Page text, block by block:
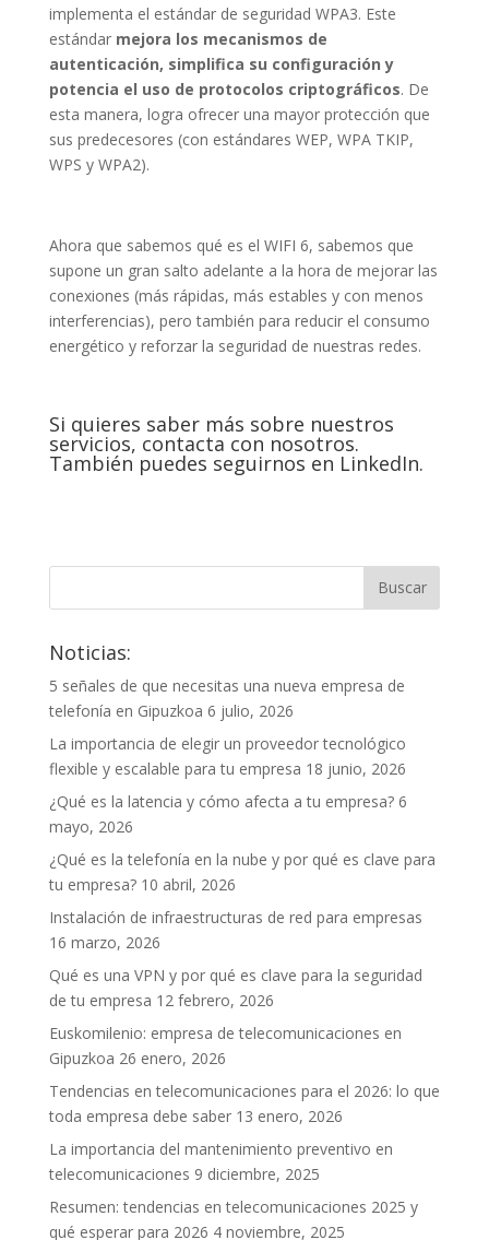
implementa el estándar de seguridad WPA3. Este
estándar mejora los mecanismos de
autenticación, simplifica su configuración y
potencia el uso de protocolos criptográficos. De
esta manera, logra ofrecer una mayor protección que
sus predecesores (con estándares WEP, WPA TKIP,
WPS y WPA2).
Ahora que sabemos qué es el WIFI 6, sabemos que
supone un gran salto adelante a la hora de mejorar las
conexiones (más rápidas, más estables y con menos
interferencias), pero también para reducir el consumo
energético y reforzar la seguridad de nuestras redes.
Si quieres saber más sobre nuestros
servicios, contacta con nosotros.
También puedes seguirnos en LinkedIn.
Noticias:
5 señales de que necesitas una nueva empresa de
telefonía en Gipuzkoa 6 julio, 2026
La importancia de elegir un proveedor tecnológico
flexible y escalable para tu empresa 18 junio, 2026
¿Qué es la latencia y cómo afecta a tu empresa? 6
mayo, 2026
¿Qué es la telefonía en la nube y por qué es clave para
tu empresa? 10 abril, 2026
Instalación de infraestructuras de red para empresas
16 marzo, 2026
Qué es una VPN y por qué es clave para la seguridad
de tu empresa 12 febrero, 2026
Euskomilenio: empresa de telecomunicaciones en
Gipuzkoa 26 enero, 2026
Tendencias en telecomunicaciones para el 2026: lo que
toda empresa debe saber 13 enero, 2026
La importancia del mantenimiento preventivo en
telecomunicaciones 9 diciembre, 2025
Resumen: tendencias en telecomunicaciones 2025 y
qué esperar para 2026 4 noviembre, 2025